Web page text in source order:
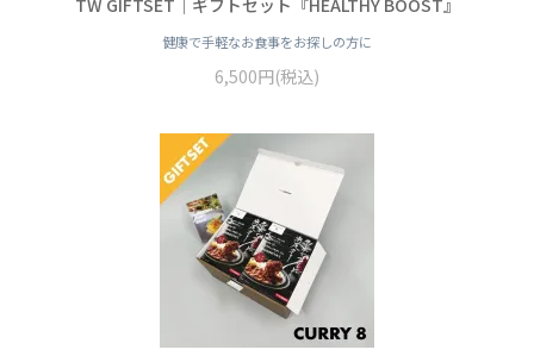
TW GIFTSET｜ギフトセット『HEALTHY BOOST』
健康で手軽なお食事をお探しの方に
6,500円(税込)